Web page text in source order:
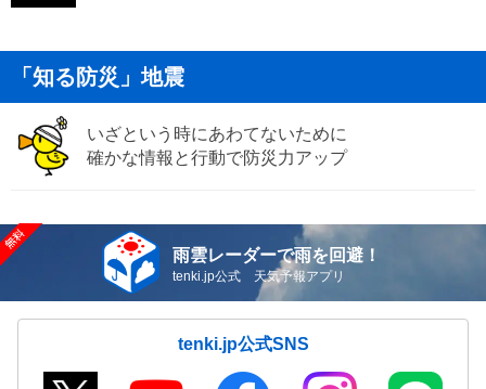
「知る防災」地震
いざという時にあわてないために
確かな情報と行動で防災力アップ
雨雲レーダーで雨を回避！
tenki.jp公式 天気予報アプリ
tenki.jp公式SNS